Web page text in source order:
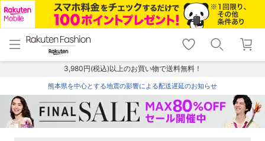
menu home
トップ
shopping_cart lock_outline
ログイン
3,980円(税込)以上のお買い物で送料無料！
熊本県を中心とする地震の影響による配送遅延のお知らせ